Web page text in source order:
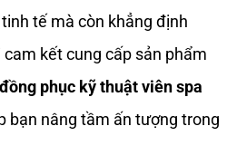
tế mà còn khẳng định
kết cung cấp sản phẩm
đồng phục kỹ thuật viên spa
bạn nâng tầm ấn tượng trong